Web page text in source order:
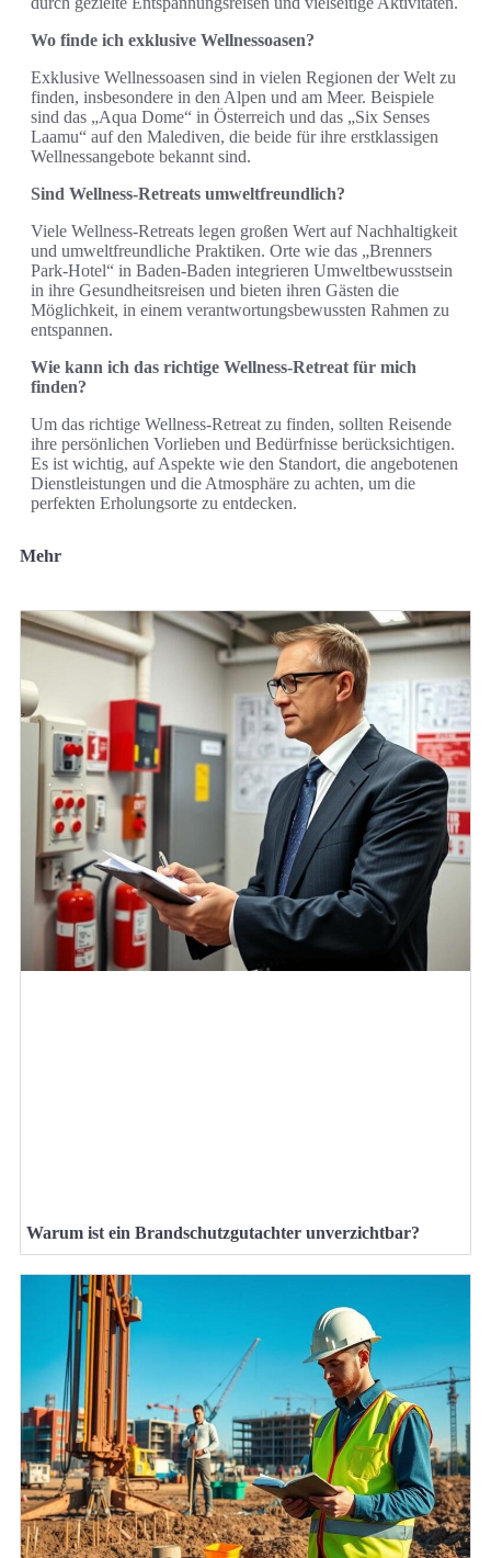
Wo finde ich exklusive Wellnessoasen?
Exklusive Wellnessoasen sind in vielen Regionen der Welt zu
finden, insbesondere in den Alpen und am Meer. Beispiele
sind das „Aqua Dome“ in Österreich und das „Six Senses
Laamu“ auf den Malediven, die beide für ihre erstklassigen
Wellnessangebote bekannt sind.
Sind Wellness-Retreats umweltfreundlich?
Viele Wellness-Retreats legen großen Wert auf Nachhaltigkeit
und umweltfreundliche Praktiken. Orte wie das „Brenners
Park-Hotel“ in Baden-Baden integrieren Umweltbewusstsein
in ihre Gesundheitsreisen und bieten ihren Gästen die
Möglichkeit, in einem verantwortungsbewussten Rahmen zu
entspannen.
Wie kann ich das richtige Wellness-Retreat für mich
finden?
Um das richtige Wellness-Retreat zu finden, sollten Reisende
ihre persönlichen Vorlieben und Bedürfnisse berücksichtigen.
Es ist wichtig, auf Aspekte wie den Standort, die angebotenen
Dienstleistungen und die Atmosphäre zu achten, um die
perfekten Erholungsorte zu entdecken.
Mehr
Warum ist ein Brandschutzgutachter unverzichtbar?